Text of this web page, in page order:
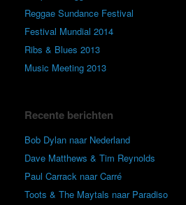
Reggae Sundance Festival
Festival Mundial 2014
Ribs & Blues 2013
Music Meeting 2013
Recente berichten
Bob Dylan naar Nederland
Dave Matthews & Tim Reynolds
Paul Carrack naar Carré
Toots & The Maytals naar Paradiso